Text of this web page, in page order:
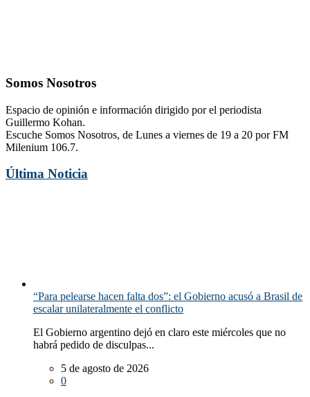
Somos Nosotros
Espacio de opinión e información dirigido por el periodista
Guillermo Kohan.
Escuche Somos Nosotros, de Lunes a viernes de 19 a 20 por FM
Milenium 106.7.
Última Noticia
“Para pelearse hacen falta dos”: el Gobierno acusó a Brasil de
escalar unilateralmente el conflicto
El Gobierno argentino dejó en claro este miércoles que no
habrá pedido de disculpas...
5 de agosto de 2026
0